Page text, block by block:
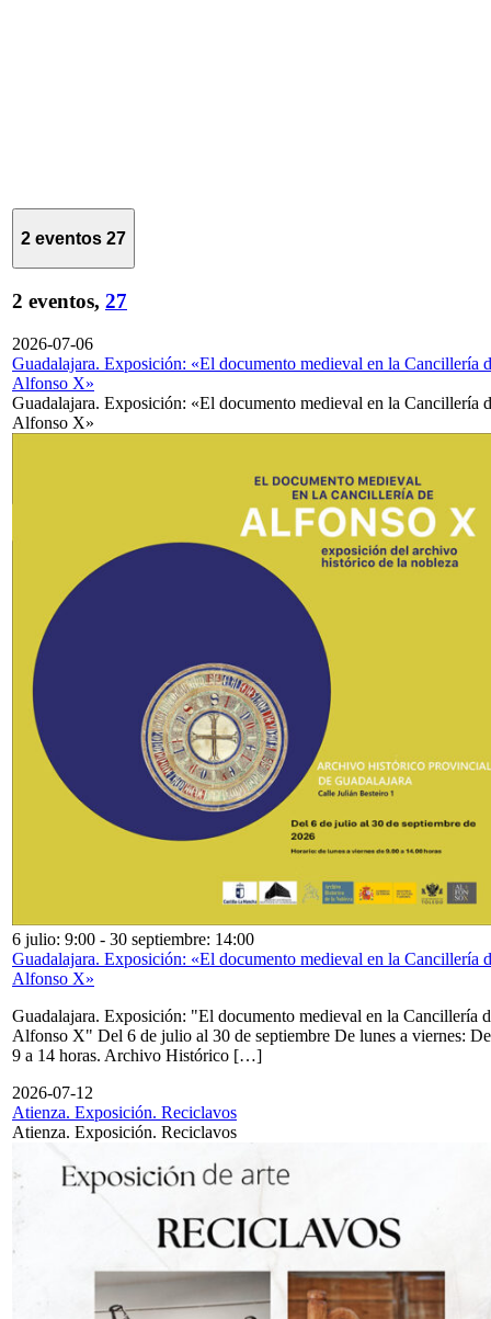
2 eventos 27
2 eventos, 27
2026-07-06
Guadalajara. Exposición: «El documento medieval en la Cancillería
Alfonso X»
Guadalajara. Exposición: «El documento medieval en la Cancillería
Alfonso X»
6 julio: 9:00 - 30 septiembre: 14:00
Guadalajara. Exposición: «El documento medieval en la Cancillería
Alfonso X»
Guadalajara. Exposición: "El documento medieval en la Cancillería
Alfonso X" Del 6 de julio al 30 de septiembre De lunes a viernes: De
9 a 14 horas. Archivo Histórico […]
2026-07-12
Atienza. Exposición. Reciclavos
Atienza. Exposición. Reciclavos